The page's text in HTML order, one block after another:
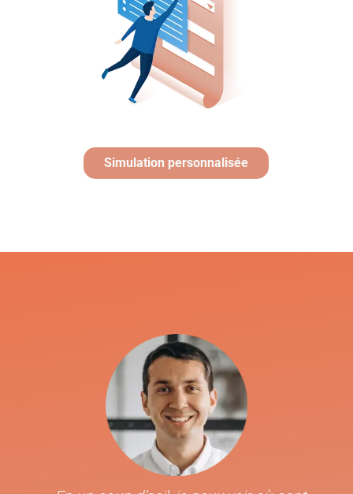
Simulation personnalisée